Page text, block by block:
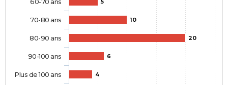
5
10
20
6
4
70-80 ans
80-90 ans
90-100 ans
Plus de 100 ans